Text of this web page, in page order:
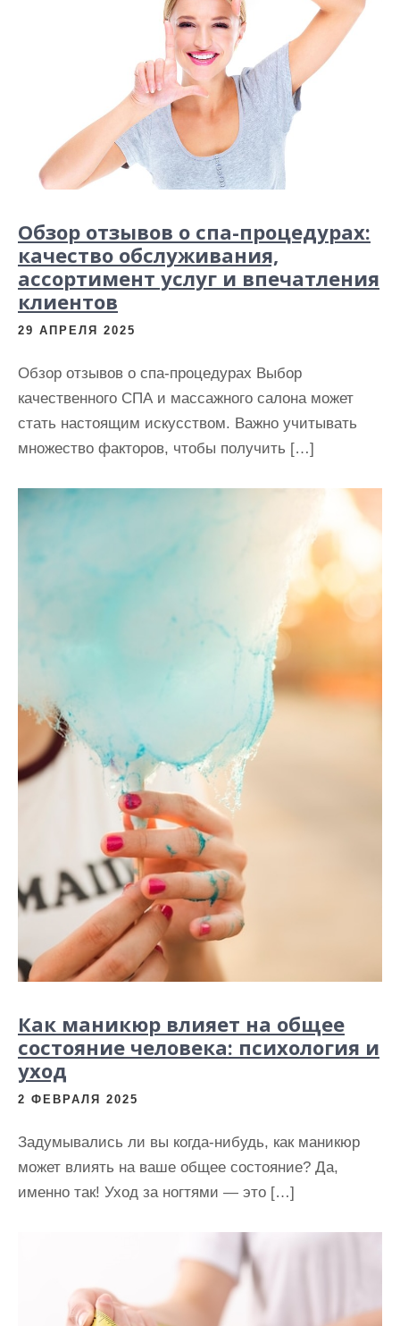
Обзор отзывов о спа-процедурах:
качество обслуживания,
ассортимент услуг и впечатления
клиентов
29 АПРЕЛЯ 2025
Обзор отзывов о спа-процедурах Выбор
качественного СПА и массажного салона может
стать настоящим искусством. Важно учитывать
множество факторов, чтобы получить […]
Как маникюр влияет на общее
состояние человека: психология и
уход
2 ФЕВРАЛЯ 2025
Задумывались ли вы когда-нибудь, как маникюр
может влиять на ваше общее состояние? Да,
именно так! Уход за ногтями — это […]